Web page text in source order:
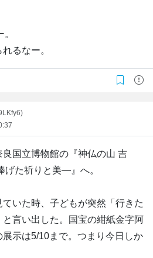
るなー。
国立博物館の『神仏の山 吉
た祈りと美―』へ。
いた時、子どもが突然「行きた
言い出した。国宝の紺紙金字阿
示は5/10まで。つまり今日しか